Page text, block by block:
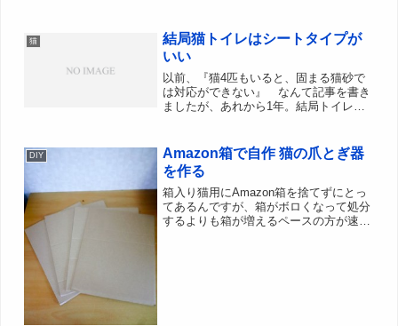
毛猫なので生まれる子猫はばらばらな柄
になるだろうなぁ。個人的...
猫
結局猫トイレはシートタイプが
いい
以前、『猫4匹もいると、固まる猫砂で
は対応ができない』 なんて記事を書き
ましたが、あれから1年。結局トイレシ
きたので、それまで使っていた固まる砂
タイプの猫トイレと置き換...
DIY
Amazon箱で自作 猫の爪とぎ器
を作る
箱入り猫用にAmazon箱を捨てずにとっ
てあるんですが、箱がボロくなって処分
するよりも箱が増えるペースの方が速い